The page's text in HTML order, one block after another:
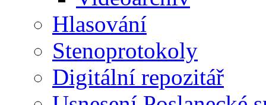
Hlasování
Stenoprotokoly
Digitální repozitář